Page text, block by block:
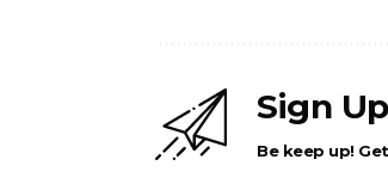
Sign
Be keep up!